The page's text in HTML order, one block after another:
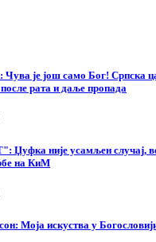
Чува је још само Бог! Српска
после рата и даље пропада
Џуфка није усамљен случај,
на КиМ
Моја искуства у